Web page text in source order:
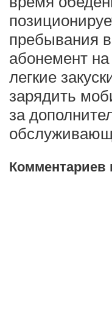
пребывания
абонемент
легкие
зарядить
за
Комментариев